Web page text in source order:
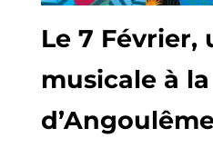
Le 7 Février,
musicale à